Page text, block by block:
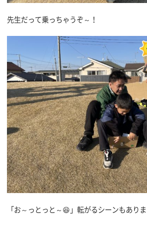
先生だって乗っちゃうぞ～！
「お～っとっと～😆」転がるシーンもあり